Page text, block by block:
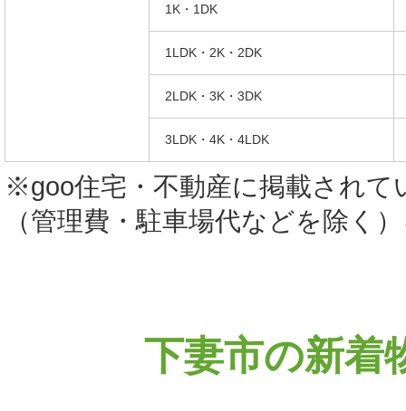
1K・1DK
1LDK・2K・2DK
2LDK・3K・3DK
3LDK・4K・4LDK
※goo住宅・不動産に掲載されて
（管理費・駐車場代などを除く
下妻市の新着